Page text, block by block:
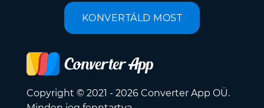
KONVERTÁLD MOST
Copyright © 2021 - 2026 Converter App OÜ.